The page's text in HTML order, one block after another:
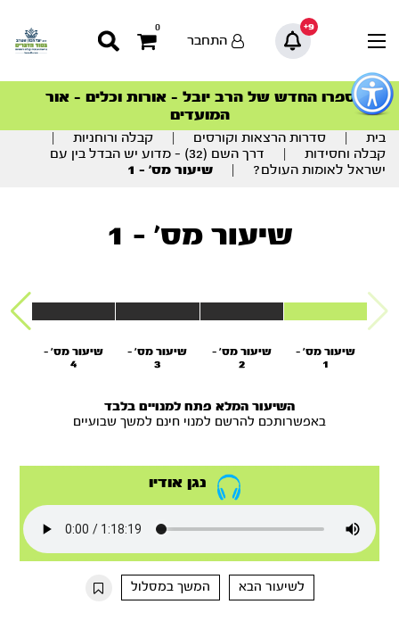
כפתור
לפתיחת
תפריט
9+
0
התחבר
סדרות הפודקאסטים
הסדרה המובילה החודש – דרך המלך
ספרו החדש של הרב יובל – אורות וכלים – אור
המועדים
הצטרפו למהפכת הבריאות הטבעית >
סדרות הפודקאסטים
הסדרה המובילה החודש – דרך המלך
תוכן
מרכזי
בית סדרות הרצאות וקורסים קבלה ורוחניות
קבלה וחסידות
דרך השם (32) – מדוע יש הבדל בין עם
ישראל לאומות העולם?
שיעור מס’ – 1
שיעור מס' - 1
שיעור מס' -
1
שיעור מס' -
2
שיעור מס' -
3
שיעור מס' -
4
השיעור המלא פתח למנויים בלבד
באפשרותכם להרשם למנוי חינם למשך שבועיים
נגן אודיו
לשיעור הבא המשך במסלול